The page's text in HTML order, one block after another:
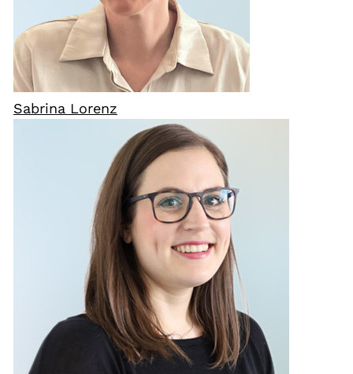
Sabrina Lorenz